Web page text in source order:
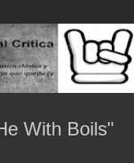
With Boils"